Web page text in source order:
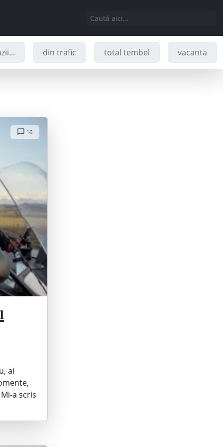
din trafic total tembel vacanta
16
ai
a scris